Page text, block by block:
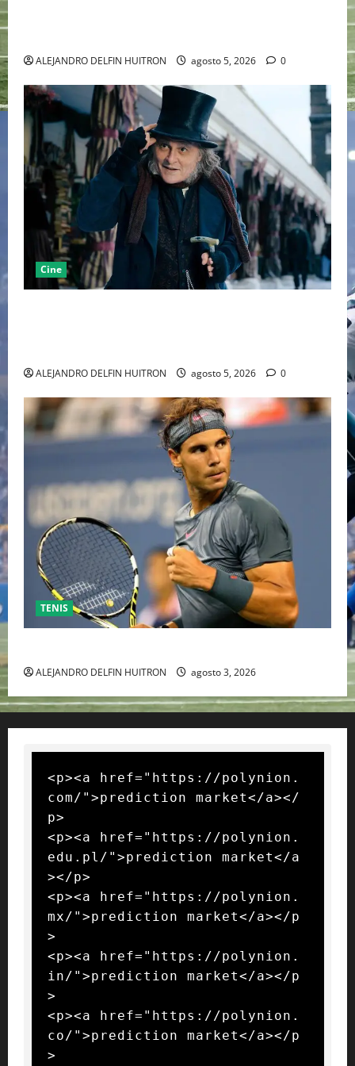
ALEJANDRO DELFIN HUITRON agosto 5, 2026 0
Cine
ALEJANDRO DELFIN HUITRON agosto 5, 2026 0
TENIS
ALEJANDRO DELFIN HUITRON agosto 3, 2026
<p><a href="https://polynion.
com/">prediction market</a></
p>
<p><a href="https://polynion.
edu.pl/">prediction market</a
></p>
<p><a href="https://polynion.
mx/">prediction market</a></p
>
<p><a href="https://polynion.
in/">prediction market</a></p
>
<p><a href="https://polynion.
co/">prediction market</a></p
>